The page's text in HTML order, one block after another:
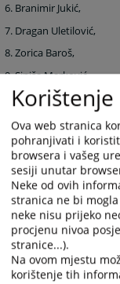
6. Branimir Jukić,
7. Dragan Uletilović,
8. Zorica Baroš,
9. Siniša Marković,
10. Dalibor Vrećo,
11. Desanka Đukić.
3. GRAĐANSKO
U Građansko
1. Nevenka Mitrić,
2. Borislav Trifunović,
3. Mirjana Radević,
4. Jelena Božić,
Korištenje
Ova web stranica
pohranjivati i
browsera i vašeg
sesiji unutar
Neke od ovih
stranica ne bi
neke nisu prijeko
procjenu nivoa
stranice...).
Na ovom mjestu
korištenje tih